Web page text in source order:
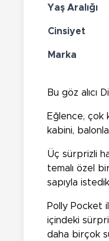
Yaş Aralığı
Cinsiyet
Marka
Bu göz alıcı
Eğlence, çok
kabini,
Üç sürprizli
temalı özel
sapıyla
Polly Pocket
içindeki
daha birçok